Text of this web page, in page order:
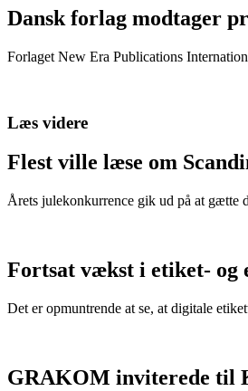
Dansk forlag modtager
Forlaget New Era Publications
Læs videre
Flest ville læse om
Årets julekonkurrence gik ud på at gætte
Fortsat vækst i etiket- og
Det er opmuntrende at se, at digitale
GRAKOM inviterede til